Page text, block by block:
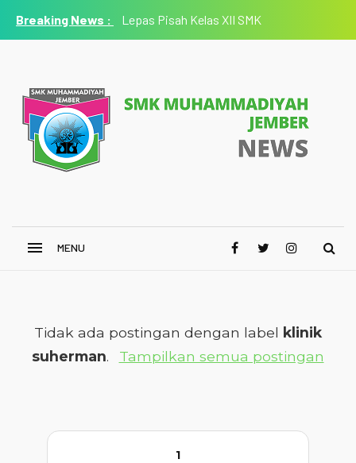
Lepas Pisah Kelas XII SMK
Sekolah Titip Pesan Jaga Nama Baik Almamater
Tidak ada postingan dengan label klinik
suherman. Tampilkan semua postingan
1